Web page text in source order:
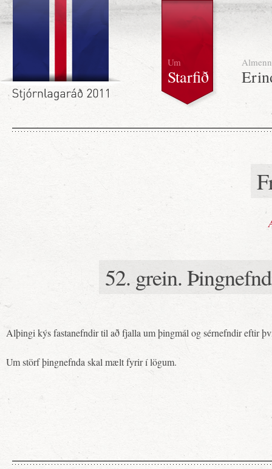
Um
Starfið
Almenn
52. grein.
Alþingi kýs fastanefndir til að fjalla um þingmál og sérnefndir eftir
Um störf þingnefnda skal mælt fyrir í lögum.